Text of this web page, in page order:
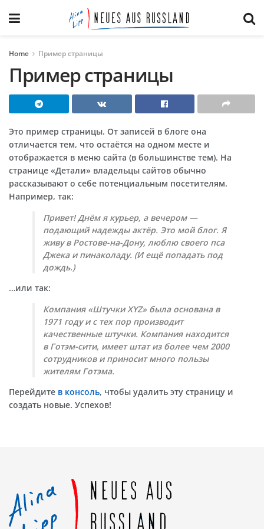
Home Пример страницы
Пример страницы
Это пример страницы. От записей в блоге она
отличается тем, что остаётся на одном месте и
отображается в меню сайта (в большинстве тем). На
странице «Детали» владельцы сайтов обычно
рассказывают о себе потенциальным посетителям.
Например, так:
Привет! Днём я курьер, а вечером —
подающий надежды актёр. Это мой блог. Я
живу в Ростове-на-Дону, люблю своего пса
Джека и пинаколаду. (И ещё попадать под
дождь.)
…или так:
Компания «Штучки XYZ» была основана в
1971 году и с тех пор производит
качественные штучки. Компания находится
в Готэм-сити, имеет штат из более чем 2000
сотрудников и приносит много пользы
жителям Готэма.
Перейдите в консоль, чтобы удалить эту страницу и
создать новые. Успехов!